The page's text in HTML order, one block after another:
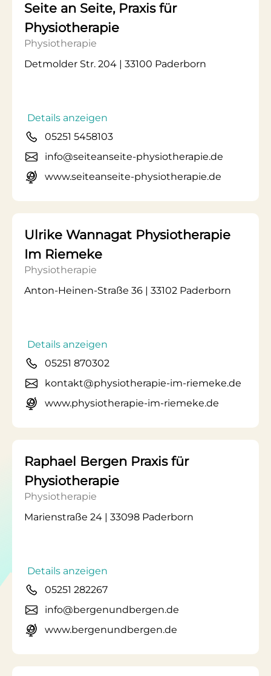
Seite an Seite, Praxis für
Physiotherapie
Physiotherapie
Detmolder Str. 204 | 33100 Paderborn
Details anzeigen
05251 5458103
info@seiteanseite-physiotherapie.de
www.seiteanseite-physiotherapie.de
Ulrike Wannagat Physiotherapie
Im Riemeke
Physiotherapie
Anton-Heinen-Straße 36 | 33102 Paderborn
Details anzeigen
05251 870302
kontakt@physiotherapie-im-riemeke.de
www.physiotherapie-im-riemeke.de
Raphael Bergen Praxis für
Physiotherapie
Physiotherapie
Marienstraße 24 | 33098 Paderborn
Details anzeigen
05251 282267
info@bergenundbergen.de
www.bergenundbergen.de